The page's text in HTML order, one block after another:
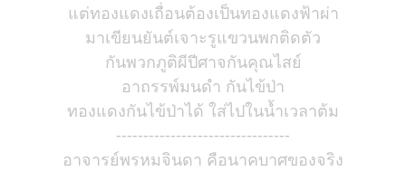
แต่ทองแดงเถื่อนต้องเป็นทองแดงฟ้าผ่า
มาเขียนยันต์เจาะรูแขวนพกติดตัว
กันพวกภูติผีปีศาจกันคุณไสย์
อาถรรพ์มนดำ กันไข้ป่า
ทองแดงกันไข้ป่าได้ ใส่ไปในน้ำเวลาต้ม
--------------------------------
อาจารย์พรหมจินดา คือนาคบาศของจริง